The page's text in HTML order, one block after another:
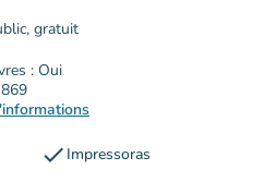
gratuit
: Oui
check Impressoras